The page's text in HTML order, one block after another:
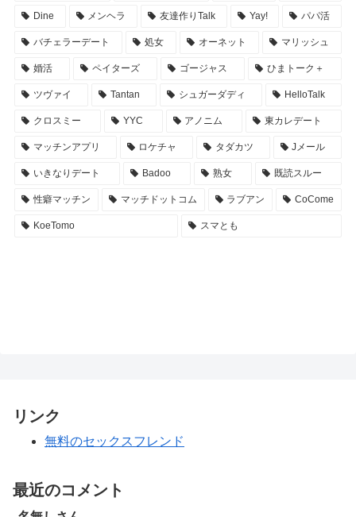
Dine メンヘラ 友達作りTalk Yay! パパ活
バチェラーデート 処女 オーネット マリッシュ
婚活 ペイターズ ゴージャス ひまトーク＋
ツヴァイ Tantan シュガーダディ HelloTalk
クロスミー YYC アノニム 東カレデート
マッチンアプリ ロケチャ タダカツ Jメール
いきなりデート Badoo 熟女 既読スルー
性癖マッチン マッチドットコム ラブアン CoCome
KoeTomo スマとも
リンク
無料のセックスフレンド
最近のコメント